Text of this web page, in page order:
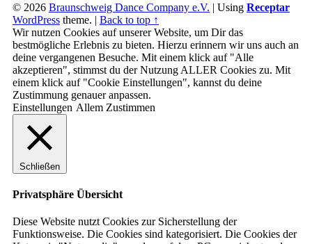
© 2026 Braunschweig Dance Company e.V. | Using Receptar
WordPress theme. | Back to top ↑
Wir nutzen Cookies auf unserer Website, um Dir das
bestmögliche Erlebnis zu bieten. Hierzu erinnern wir uns auch an
deine vergangenen Besuche. Mit einem klick auf "Alle
akzeptieren", stimmst du der Nutzung ALLER Cookies zu. Mit
einem klick auf "Cookie Einstellungen", kannst du deine
Zustimmung genauer anpassen.
Einstellungen Allem Zustimmen
Schließen
Privatsphäre Übersicht
Diese Website nutzt Cookies zur Sicherstellung der
Funktionsweise. Die Cookies sind kategorisiert. Die Cookies der